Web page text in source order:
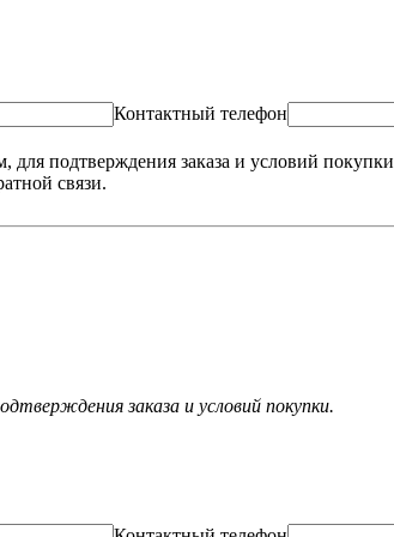
Контактный телефон
подтверждения заказа и условий покупки
связи.
заказа и условий покупки.